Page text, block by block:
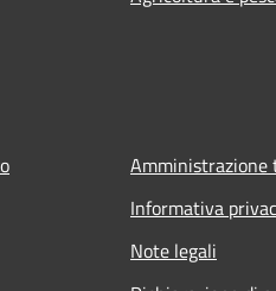
Amministrazione
Informativa
Note legali